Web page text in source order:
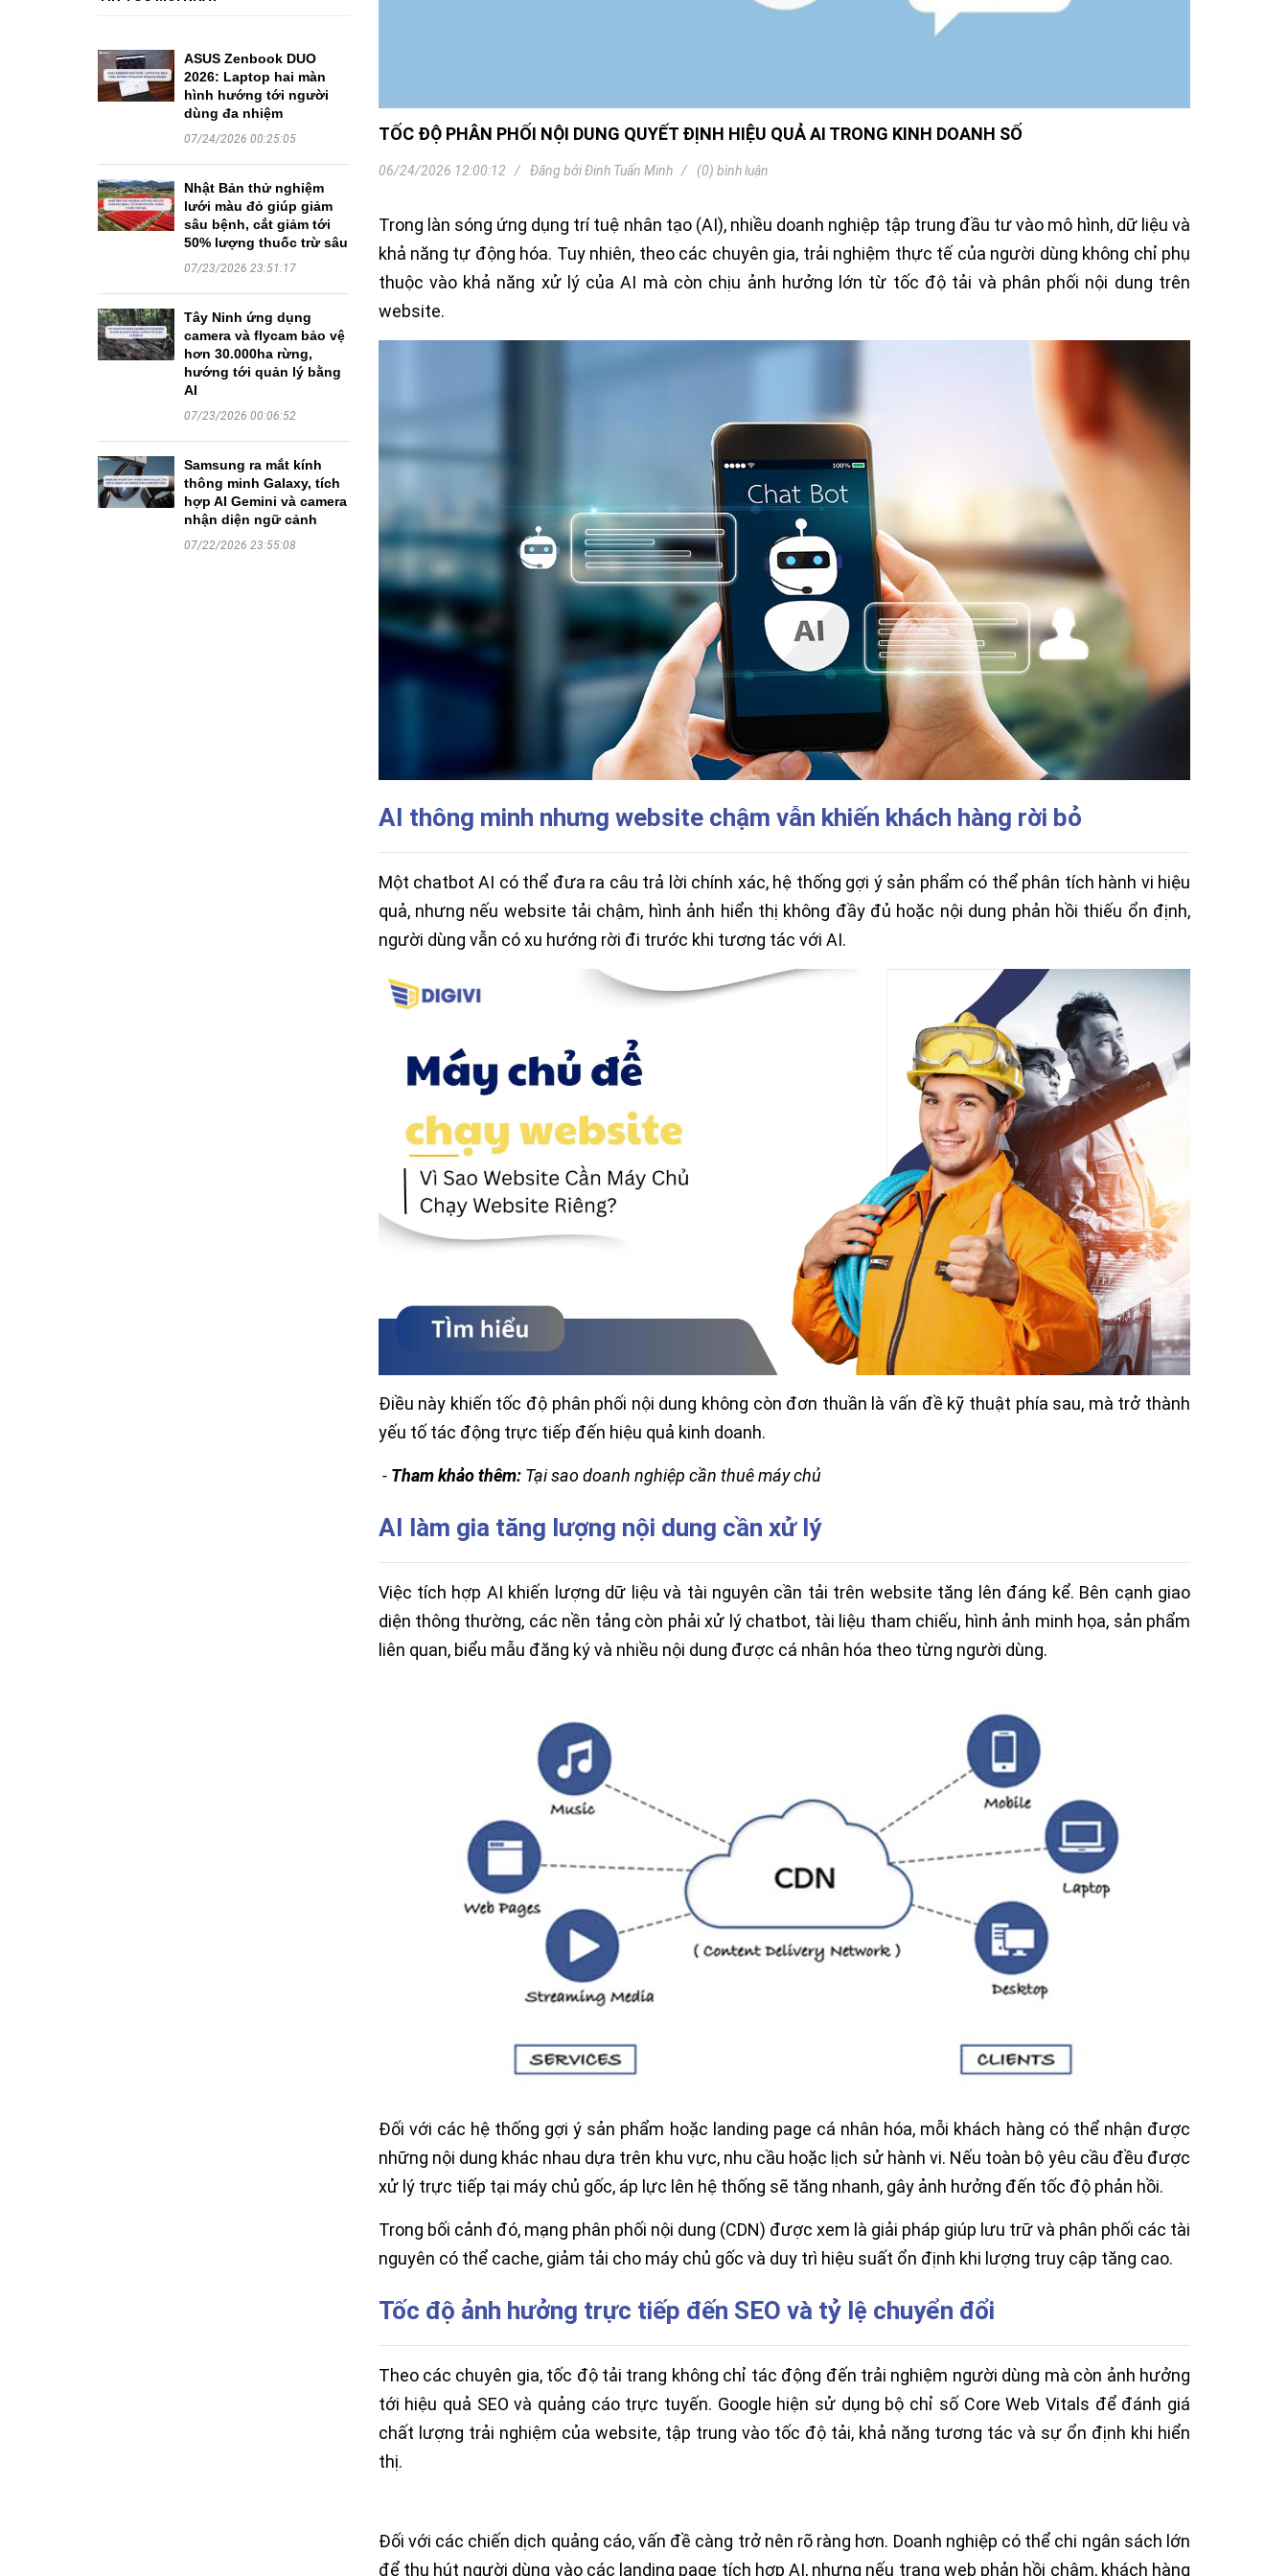
KHÓA
THÔNG
FASTER
HUAWEI
ASUS Zenbook DUO
2026: Laptop hai màn
hình hướng tới người
dùng đa nhiệm
07/24/2026 00:25:05
Nhật Bản thử nghiệm
lưới màu đỏ giúp giảm
sâu bệnh, cắt giảm tới
50% lượng thuốc trừ sâu
07/23/2026 23:51:17
Tây Ninh ứng dụng
camera và flycam bảo vệ
hơn 30.000ha rừng,
hướng tới quản lý bằng
AI
07/23/2026 00:06:52
Samsung ra mắt kính
thông minh Galaxy, tích
hợp AI Gemini và camera
nhận diện ngữ cảnh
07/22/2026 23:55:08
TỐC ĐỘ PHÂN PHỐI NỘI DUNG QUYẾT ĐỊNH HIỆU QUẢ AI TRONG KINH DOANH SỐ
06/24/2026 12:00:12 Đăng bởiĐinh Tuấn Minh (0) bình luận
Trong làn sóng ứng dụng trí tuệ nhân tạo (AI), nhiều doanh nghiệp tập trung đầu tư vào mô hình, dữ liệu và
khả năng tự động hóa. Tuy nhiên, theo các chuyên gia, trải nghiệm thực tế của người dùng không chỉ phụ
thuộc vào khả năng xử lý của AI mà còn chịu ảnh hưởng lớn từ tốc độ tải và phân phối nội dung trên
website.
AI thông minh nhưng website chậm vẫn khiến khách hàng rời bỏ
Một chatbot AI có thể đưa ra câu trả lời chính xác, hệ thống gợi ý sản phẩm có thể phân tích hành vi hiệu
quả, nhưng nếu website tải chậm, hình ảnh hiển thị không đầy đủ hoặc nội dung phản hồi thiếu ổn định,
người dùng vẫn có xu hướng rời đi trước khi tương tác với AI.
Điều này khiến tốc độ phân phối nội dung không còn đơn thuần là vấn đề kỹ thuật phía sau, mà trở thành
yếu tố tác động trực tiếp đến hiệu quả kinh doanh.
- Tham khảo thêm: Tại sao doanh nghiệp cần thuê máy chủ
AI làm gia tăng lượng nội dung cần xử lý
Việc tích hợp AI khiến lượng dữ liệu và tài nguyên cần tải trên website tăng lên đáng kể. Bên cạnh giao
diện thông thường, các nền tảng còn phải xử lý chatbot, tài liệu tham chiếu, hình ảnh minh họa, sản phẩm
liên quan, biểu mẫu đăng ký và nhiều nội dung được cá nhân hóa theo từng người dùng.
Đối với các hệ thống gợi ý sản phẩm hoặc landing page cá nhân hóa, mỗi khách hàng có thể nhận được
những nội dung khác nhau dựa trên khu vực, nhu cầu hoặc lịch sử hành vi. Nếu toàn bộ yêu cầu đều được
xử lý trực tiếp tại máy chủ gốc, áp lực lên hệ thống sẽ tăng nhanh, gây ảnh hưởng đến tốc độ phản hồi.
Trong bối cảnh đó, mạng phân phối nội dung (CDN) được xem là giải pháp giúp lưu trữ và phân phối các tài
nguyên có thể cache, giảm tải cho máy chủ gốc và duy trì hiệu suất ổn định khi lượng truy cập tăng cao.
Tốc độ ảnh hưởng trực tiếp đến SEO và tỷ lệ chuyển đổi
Theo các chuyên gia, tốc độ tải trang không chỉ tác động đến trải nghiệm người dùng mà còn ảnh hưởng
tới hiệu quả SEO và quảng cáo trực tuyến. Google hiện sử dụng bộ chỉ số Core Web Vitals để đánh giá
chất lượng trải nghiệm của website, tập trung vào tốc độ tải, khả năng tương tác và sự ổn định khi hiển
thị.
Đối với các chiến dịch quảng cáo, vấn đề càng trở nên rõ ràng hơn. Doanh nghiệp có thể chi ngân sách lớn
để thu hút người dùng vào các landing page tích hợp AI, nhưng nếu trang web phản hồi chậm, khách hàng